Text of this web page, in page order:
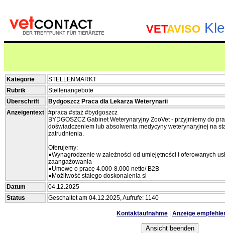
VETAVISO
Kategorie
STELLENMARKT
Rubrik
Stellenangebote
Überschrift
Bydgoszcz Praca dla Lekarza Weterynarii
Anzeigentext #praca #staż #bydgoszcz
BYDGOSZCZ Gabinet Weterynaryjny ZooVet - przyjmiemy do
doświadczeniem lub absolwenta medycyny weterynaryjnej na
zatrudnienia.
Oferujemy:
●Wynagrodzenie w zależności od umiejętności i oferowanych
zaangażowania
●Umowę o pracę 4.000-8.000 netto/ B2B
●Możliwość stałego doskonalenia si
Datum
04.12.2025
Status
Geschaltet am 04.12.2025, Aufrufe: 1140
Kontaktaufnahme Anzeige